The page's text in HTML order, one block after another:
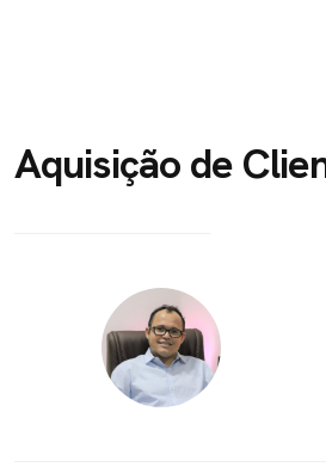
Aquisição de